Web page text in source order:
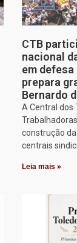
CTB
nacional
em
prepara
Bernardo
A Central dos
construção
centrais
Leia mais »